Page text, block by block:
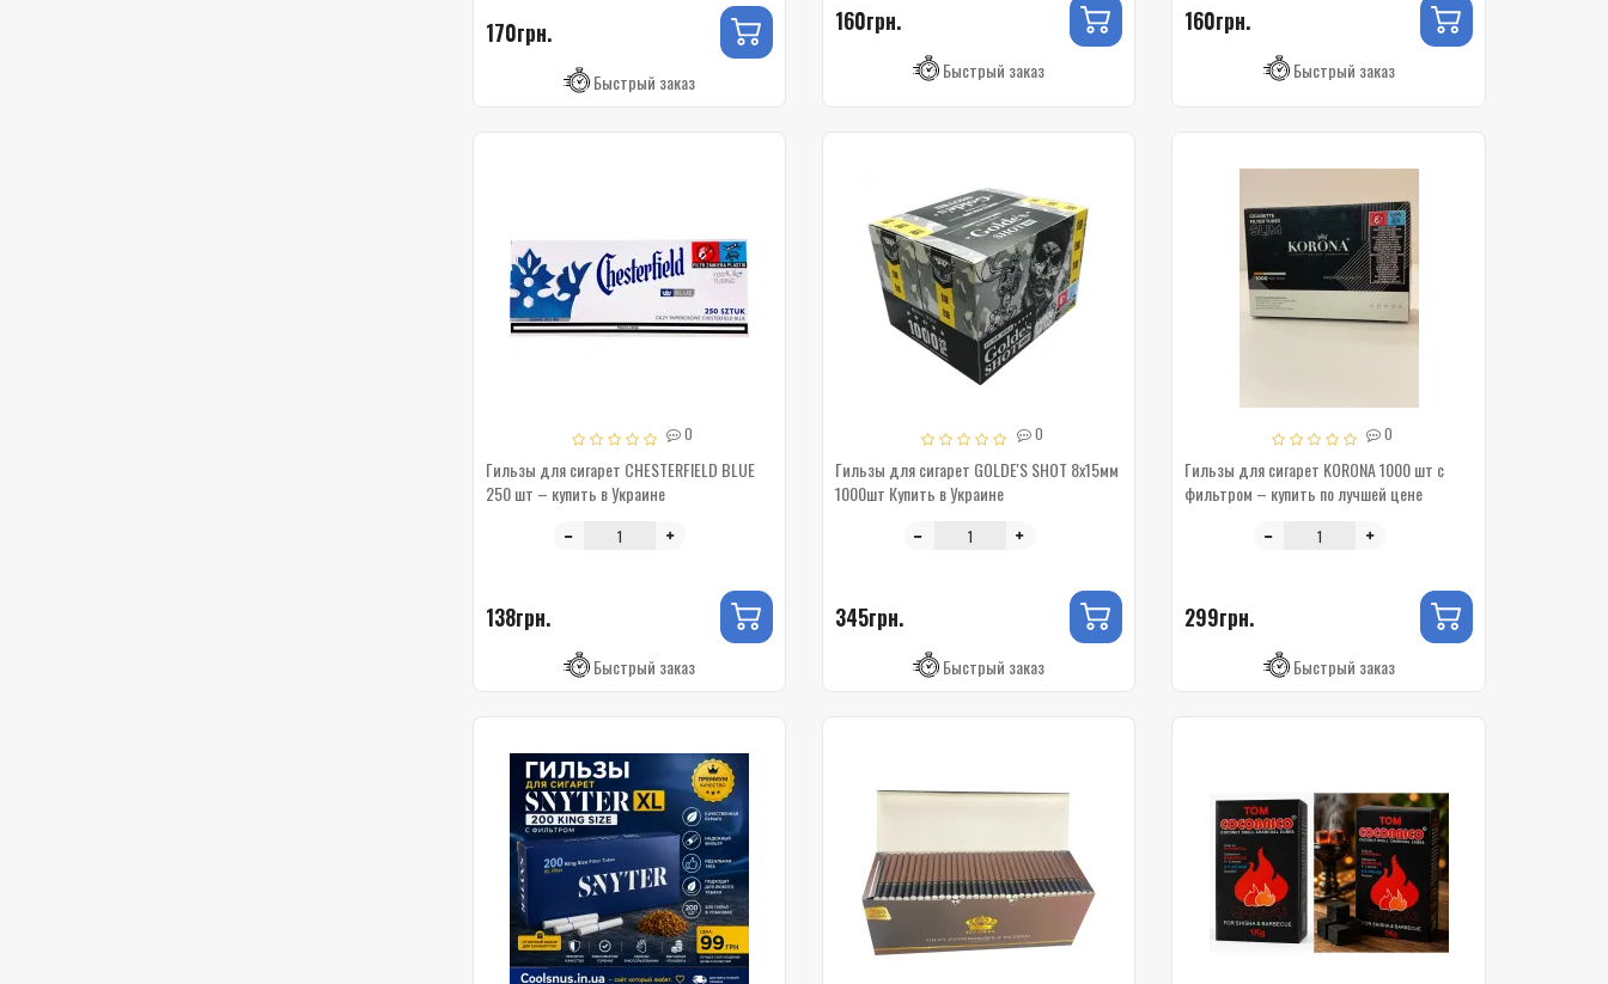
170грн.
Быстрый заказ
160грн.
Быстрый заказ
160грн.
Быстрый заказ
0
Гильзы для сигарет CHESTERFIELD BLUE
250 шт – купить в Украине
138грн.
Быстрый заказ
0
Гильзы для сигарет GOLDE'S SHOT 8х15мм
1000шт Купить в Украине
345грн.
Быстрый заказ
0
Гильзы для сигарет KORONA 1000 шт с
фильтром – купить по лучшей цене
299грн.
Быстрый заказ